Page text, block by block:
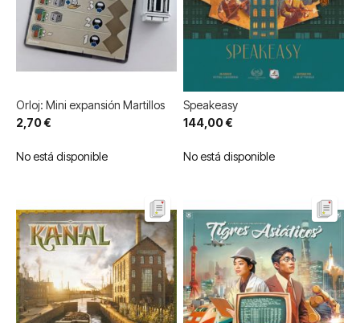
Orloj: Mini expansión Martillos
2,70 €
No está disponible
Speakeasy
144,00 €
No está disponible